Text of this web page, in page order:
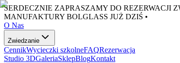
SERDECZNIE ZAPRASZAMY DO REZERWACJI
MANUFAKTURY BOLGLASS JUŻ DZIŚ •
O Nas
Zwiedzanie
CennikWycieczki szkolneFAQRezerwacja
Studio 3DGaleriaSklepBlogKontakt